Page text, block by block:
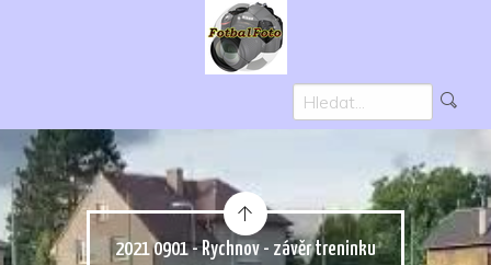
2021 0901 - Rychnov - závěr treninku